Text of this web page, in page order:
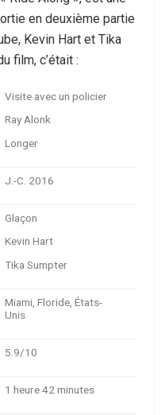
en deuxième partie
Kevin Hart et Tika
film, c’était :
Visite avec un policier
Ray Alonk
Longer
J.-C. 2016
Glaçon
Kevin Hart
Tika Sumpter
Miami, Floride, États-
Unis
5.9/10
1 heure 42 minutes